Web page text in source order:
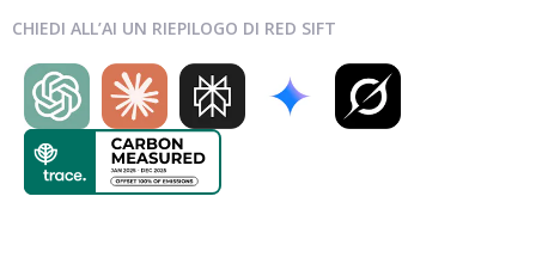
CHIEDI ALL’AI UN RIEPILOGO DI RED SIFT